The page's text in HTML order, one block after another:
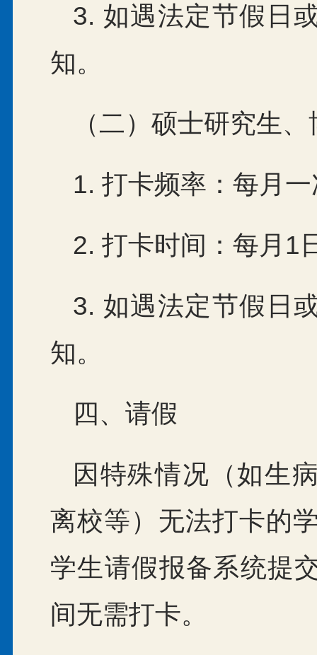
3. 如遇法定节假日
知。
（二）硕士研究生
1. 打卡频率：每月
2. 打卡时间：每月1
3. 如遇法定节假日
知。
四、请假
因特殊情况（如生
离校等）无法打卡的
学生请假报备系统提
间无需打卡。